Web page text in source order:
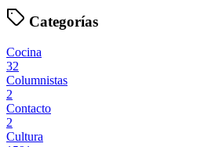
Categorías
Cocina
32
Columnistas
2
Contacto
2
Cultura